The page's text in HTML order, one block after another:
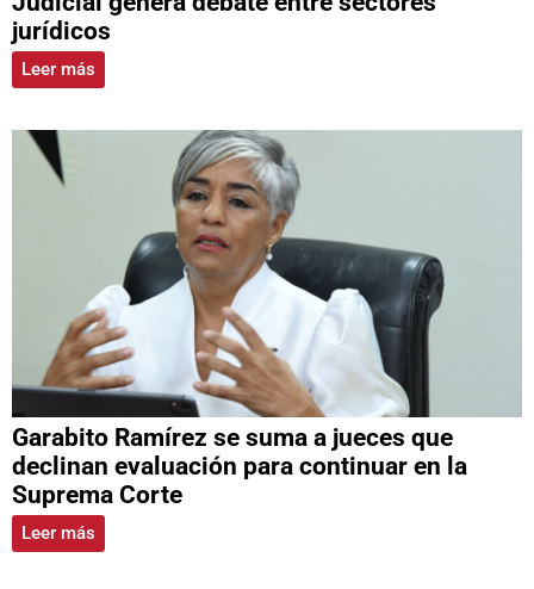
jurídicos
Leer más
Garabito Ramírez se suma a jueces que
declinan evaluación para continuar en la
Suprema Corte
Leer más